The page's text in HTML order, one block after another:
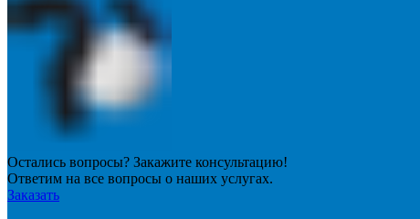
Остались вопросы? Закажите консультацию!
Ответим на все вопросы о наших услугах.
Заказать